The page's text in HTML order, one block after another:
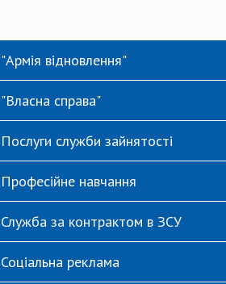
"Армія відновлення"
"Власна справа"
Послуги служби зайнятості
Професійне навчання
Служба за контрактом в ЗСУ
Соціальна реклама